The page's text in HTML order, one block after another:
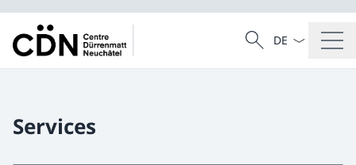
Recherche
Recherche
La langue
Services